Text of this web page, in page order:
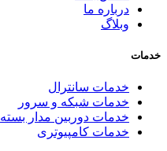
درباره ما
وبلاگ
خدمات
خدمات سانترال
خدمات شبکه و سرور
خدمات دوربین مدار بسته
خدمات کامپیوتری